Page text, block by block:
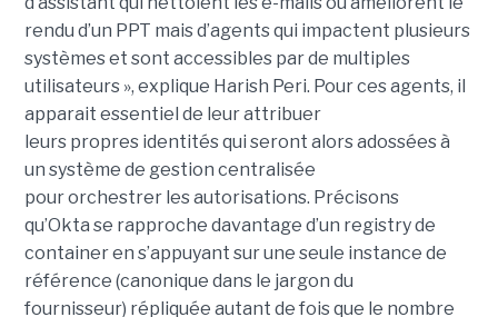
rendu d’un PPT mais d’agents qui impactent plusieurs
systèmes et sont accessibles par de multiples
utilisateurs », explique Harish Peri. Pour ces agents, il
apparait essentiel de leur attribuer
leurs propres identités qui seront alors adossées à
un système de gestion centralisée
pour orchestrer les autorisations. Précisons
qu’Okta se rapproche davantage d’un registry de
container en s’appuyant sur une seule instance de
référence (canonique dans le jargon du
fournisseur) répliquée autant de fois que le nombre